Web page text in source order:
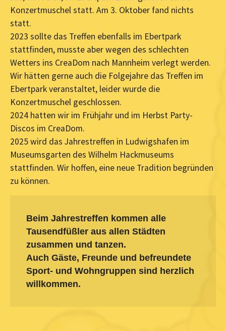
Konzertmuschel statt. Am 3. Oktober fand nichts
statt.
2023 sollte das Treffen ebenfalls im Ebertpark
stattfinden, musste aber wegen des schlechten
Wetters ins CreaDom nach Mannheim verlegt werden.
Wir hätten gerne auch die Folgejahre das Treffen im
Ebertpark veranstaltet, leider wurde die
Konzertmuschel geschlossen.
2024 hatten wir im Frühjahr und im Herbst Party-
Discos im CreaDom.
2025 wird das Jahrestreffen in Ludwigshafen im
Museumsgarten des Wilhelm Hackmuseums
stattfinden. Wir hoffen, eine neue Tradition begründen
zu können.
Beim Jahrestreffen kommen alle
Tausendfüßler aus allen Städten
zusammen und tanzen.
Auch Gäste, Freunde und befreundete
Sport- und Wohngruppen sind herzlich
willkommen.